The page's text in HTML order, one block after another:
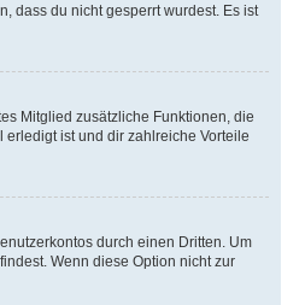
dass du nicht gesperrt wurdest. Es ist
Mitglied zusätzliche Funktionen, die
ist und dir zahlreiche Vorteile
durch einen Dritten. Um
Wenn diese Option nicht zur